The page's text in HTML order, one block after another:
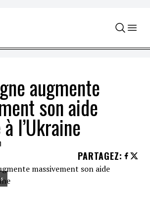
augmente
son aide
l’Ukraine
PARTAGEZ: